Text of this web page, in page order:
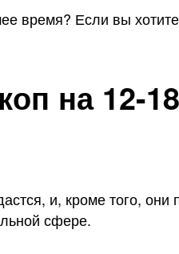
время? Если вы
на 12-
и, кроме того,
сфере.